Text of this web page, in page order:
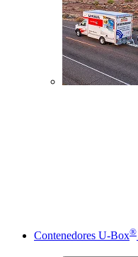
Contenedores U-Box®